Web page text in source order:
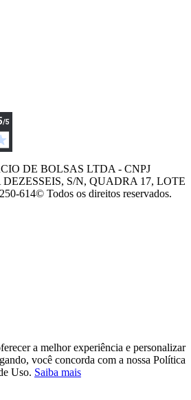
DE BOLSAS LTDA - CNPJ
DEZESSEIS, S/N, QUADRA 17, LOTE
614© Todos os direitos reservados.
a melhor experiência e personalizar
você concorda com a nossa Política
Uso. Saiba mais